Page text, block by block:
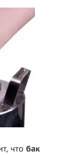
что бак